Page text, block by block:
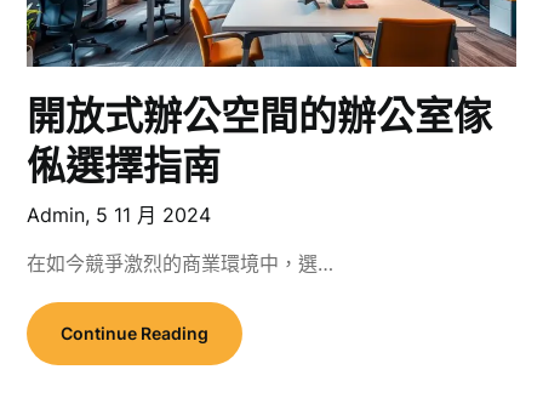
開放式辦公空間的辦公室傢
俬選擇指南
Admin, 5 11 月 2024
在如今競爭激烈的商業環境中，選…
Continue Reading